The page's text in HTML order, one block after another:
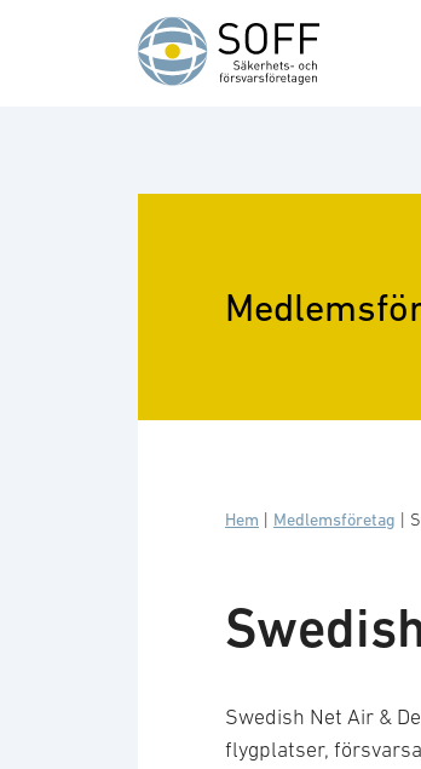
Hoppa till innehåll
Hem Medlemsföretag
Swedish Net Air &
flygplatser,